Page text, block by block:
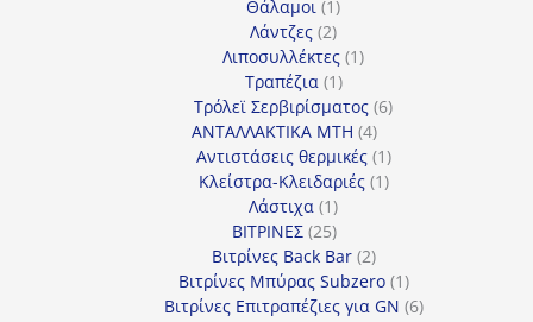
Θάλαμοι 11
προϊόν
Λάντζες 22
προϊόντα
Λιποσυλλέκτες 11
Τραπέζια 11
προϊόν
Τρόλεϊ Σερβιρίσματος 66
ΑΝΤΑΛΛΑΚΤΙΚΑ MTH 44
προϊόντα
Αντιστάσεις θερμικές 11
προϊόν
Κλείστρα-Κλειδαριές 11
Λάστιχα 11
προϊόν
ΒΙΤΡΙΝΕΣ 2525
προϊόντα
Βιτρίνες Back Bar 22
προϊόντα
Βιτρίνες Mπύρας Subzero 11
προϊόν
Βιτρίνες Επιτραπέζιες για GN 66